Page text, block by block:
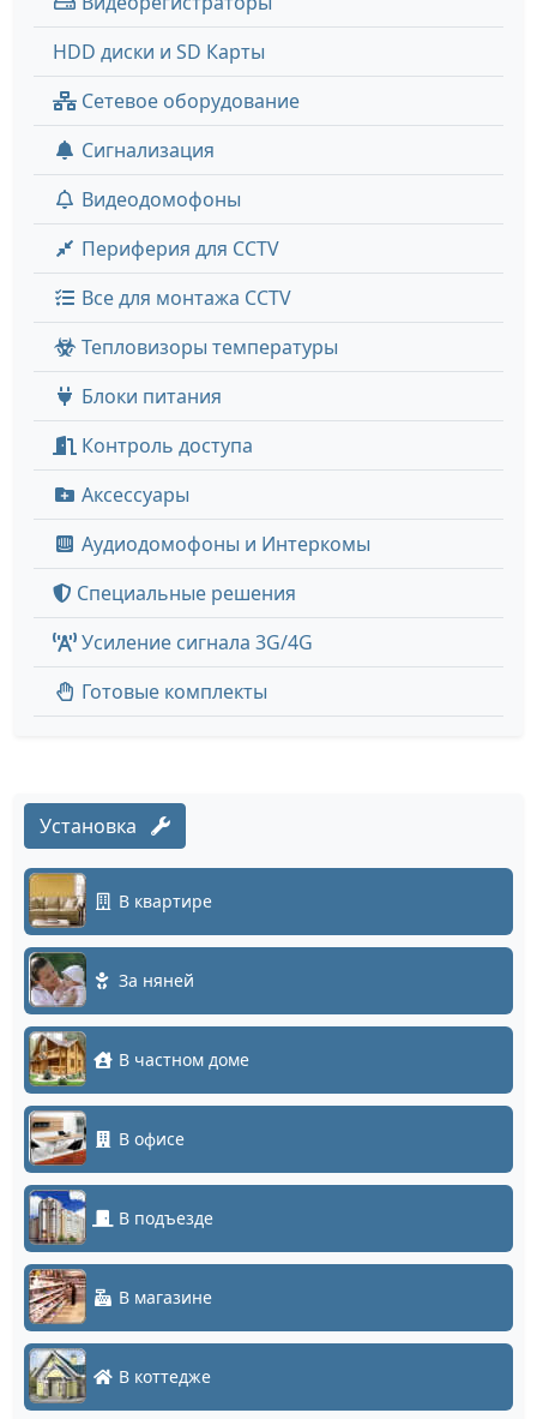
HDD диски и SD Карты
Сетевое оборудование
Сигнализация
Видеодомофоны
Периферия для CCTV
Все для монтажа CCTV
Тепловизоры температуры
Блоки питания
Контроль доступа
Аксессуары
Аудиодомофоны и Интеркомы
Специальные решения
Усиление сигнала 3G/4G
Готовые комплекты
Установка
В квартире
За няней
В частном доме
В офисе
В подъезде
В магазине
В коттедже